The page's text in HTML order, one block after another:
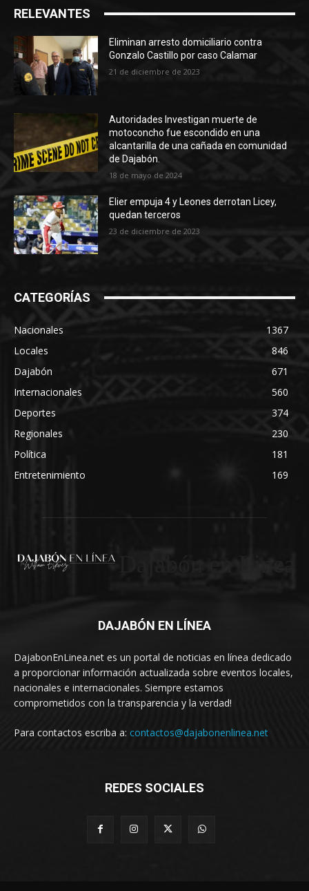
RELEVANTES
Eliminan arresto domiciliario contra
Gonzalo Castillo por caso Calamar
21 de diciembre de 2023
Autoridades Investigan muerte de
motoconcho fue escondido en una
alcantarilla de una cañada en comunidad
de Dajabón.
18 de mayo de 2024
Elier empuja 4 y Leones derrotan Licey,
quedan terceros
23 de diciembre de 2023
CATEGORÍAS
Nacionales
1367
Locales
846
Dajabón
671
Internacionales
560
Deportes
374
Regionales
230
Política
181
Entretenimiento
169
DAJABÓN EN LÍNEA
DajabonEnLinea.net es un portal de noticias en línea dedicado
a proporcionar información actualizada sobre eventos locales,
nacionales e internacionales. Siempre estamos
comprometidos con la transparencia y la verdad!
Para contactos escriba a: contactos@dajabonenlinea.net
REDES SOCIALES